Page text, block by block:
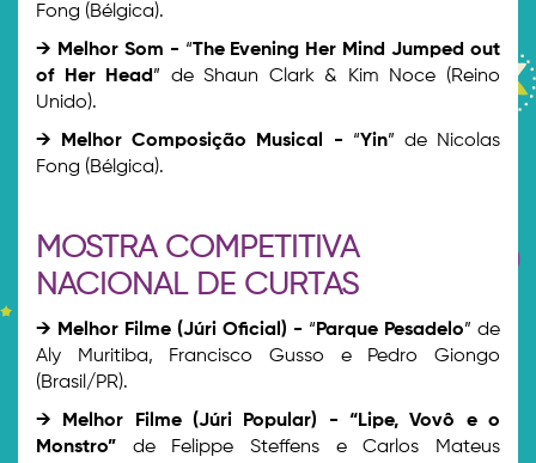
Fong (Bélgica).
→ Melhor Som - “The Evening Her Mind Jumped out
of Her Head ” de Shaun Clark & Kim Noce (Reino
Unido).
→ Melhor Composição Musical - “Yin” de Nicolas
Fong (Bélgica).
MOSTRA COMPETITIVA
NACIONAL DE CURTAS
→ Melhor Filme (Júri Oficial) - “ Parque Pesadelo” de
Aly Muritiba, Francisco Gusso e Pedro Giongo
(Brasil/PR).
→ Melhor Filme (Júri Popular) -
“Lipe, Vovô e o
Monstro” de Felippe Steffens e Carlos Mateus